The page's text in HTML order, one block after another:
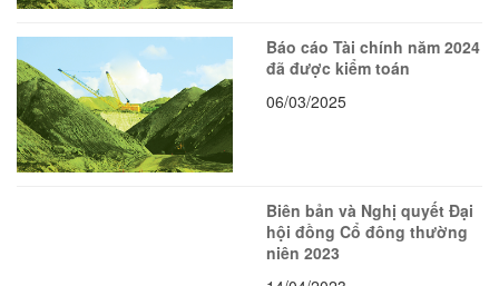
Báo cáo Tài chính năm 2024
đã được kiểm toán
06/03/2025
Biên bản và Nghị quyết Đại
hội đồng Cổ đông thường
niên 2023